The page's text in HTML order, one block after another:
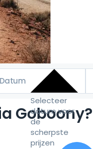
Selecteer
datum voor
de
scherpste
prijzen
Goboony?